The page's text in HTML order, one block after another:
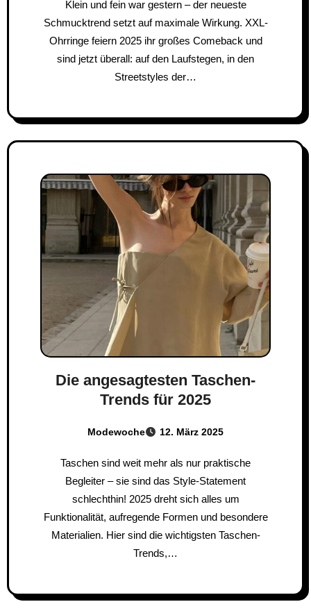
Klein und fein war gestern – der neueste
Schmucktrend setzt auf maximale Wirkung. XXL-
Ohrringe feiern 2025 ihr großes Comeback und
sind jetzt überall: auf den Laufstegen, in den
Streetstyles der…
Die angesagtesten Taschen-
Trends für 2025
Modewoche 12. März 2025
Taschen sind weit mehr als nur praktische
Begleiter – sie sind das Style-Statement
schlechthin! 2025 dreht sich alles um
Funktionalität, aufregende Formen und besondere
Materialien. Hier sind die wichtigsten Taschen-
Trends,…